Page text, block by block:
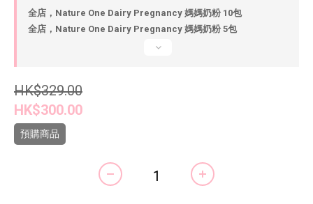
全店，Nature One Dairy Pregnancy 媽媽奶粉 10包
全店，Nature One Dairy Pregnancy 媽媽奶粉 5包
HK$329.00
HK$300.00
預購商品